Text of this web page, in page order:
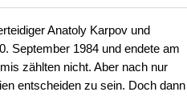
Anatoly Karpov und
September 1984 und endete am
zählten nicht. Aber nach nur
entscheiden zu sein. Doch dann